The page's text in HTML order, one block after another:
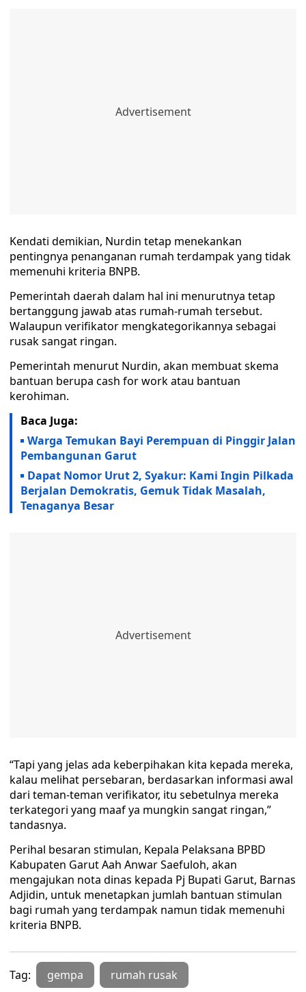
Kendati demikian, Nurdin tetap menekankan
pentingnya penanganan rumah terdampak yang tidak
memenuhi kriteria BNPB.
Pemerintah daerah dalam hal ini menurutnya tetap
bertanggung jawab atas rumah-rumah tersebut.
Walaupun verifikator mengkategorikannya sebagai
rusak sangat ringan.
Pemerintah menurut Nurdin, akan membuat skema
bantuan berupa cash for work atau bantuan
kerohiman.
Baca Juga:
Warga Temukan Bayi Perempuan di Pinggir Jalan
Pembangunan Garut
Dapat Nomor Urut 2, Syakur: Kami Ingin Pilkada
Berjalan Demokratis, Gemuk Tidak Masalah,
Tenaganya Besar
“Tapi yang jelas ada keberpihakan kita kepada mereka,
kalau melihat persebaran, berdasarkan informasi awal
dari teman-teman verifikator, itu sebetulnya mereka
terkategori yang maaf ya mungkin sangat ringan,”
tandasnya.
Perihal besaran stimulan, Kepala Pelaksana BPBD
Kabupaten Garut Aah Anwar Saefuloh, akan
mengajukan nota dinas kepada Pj Bupati Garut, Barnas
Adjidin, untuk menetapkan jumlah bantuan stimulan
bagi rumah yang terdampak namun tidak memenuhi
kriteria BNPB.
Tag: gempa rumah rusak